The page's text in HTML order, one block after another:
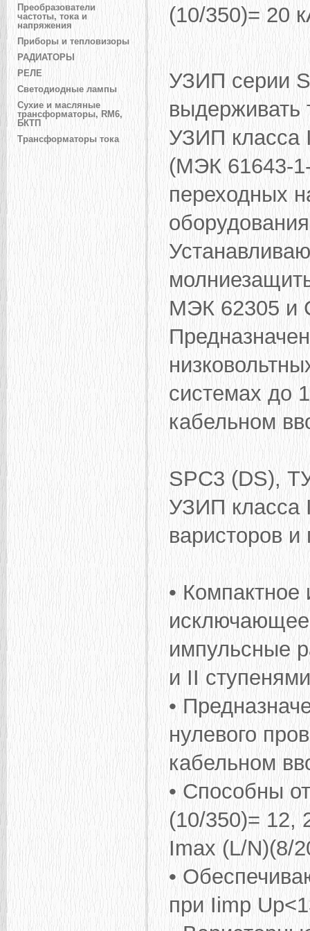
Преобразователи
частоты, тока и
напряжения
Приборы и тепловизоры
РАДИАТОРЫ
РЕЛЕ
Светодиодные лампы
Сухие и масляные
трансформаторы, RM6,
БКТП
Трансформаторы тока
(10/350)= 20
УЗИП серии
выдерживать
УЗИП класса
(МЭК 61643-
переходных
МЭК 62305 и
системах до
кабельном
SPC3 (DS),
УЗИП класса
варисторов и
•
исключающее
импульсные
и II
•
нулевого
кабельном
• Способны
(10/350)= 12,
Imax (L/N)(8/
•
при Iimp